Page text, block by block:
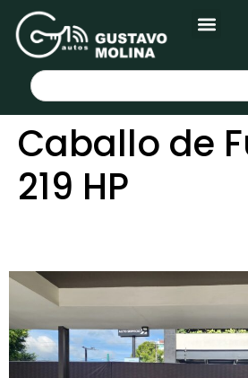
Caballo de
219 HP